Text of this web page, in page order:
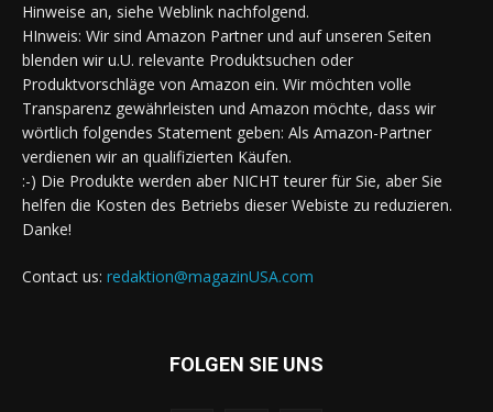
Hinweise an, siehe Weblink nachfolgend.
HInweis: Wir sind Amazon Partner und auf unseren Seiten
blenden wir u.U. relevante Produktsuchen oder
Produktvorschläge von Amazon ein. Wir möchten volle
Transparenz gewährleisten und Amazon möchte, dass wir
wörtlich folgendes Statement geben: Als Amazon-Partner
verdienen wir an qualifizierten Käufen.
:-) Die Produkte werden aber NICHT teurer für Sie, aber Sie
helfen die Kosten des Betriebs dieser Webiste zu reduzieren.
Danke!
Contact us: redaktion@magazinUSA.com
FOLGEN SIE UNS